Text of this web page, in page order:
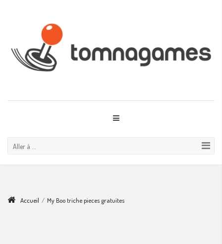
Aller à ...
Accueil / My Boo triche pieces gratuites